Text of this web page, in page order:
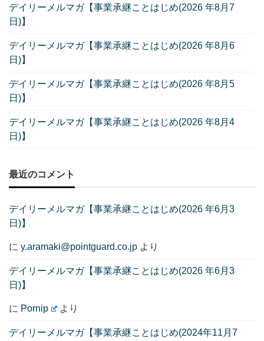
デイリーメルマガ【事業承継ことはじめ(2026 年8月7
日)】
デイリーメルマガ【事業承継ことはじめ(2026 年8月6
日)】
デイリーメルマガ【事業承継ことはじめ(2026 年8月5
日)】
デイリーメルマガ【事業承継ことはじめ(2026 年8月4
日)】
最近のコメント
デイリーメルマガ【事業承継ことはじめ(2026 年6月3
日)】
に y.aramaki@pointguard.co.jp より
デイリーメルマガ【事業承継ことはじめ(2026 年6月3
日)】
に Pornip より
デイリーメルマガ【事業承継ことはじめ(2024年11月7